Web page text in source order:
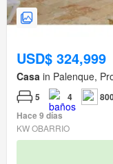
USD$ 324,999
Casa in Palenque,
5 4
Hace 9 días
KW OBARRIO